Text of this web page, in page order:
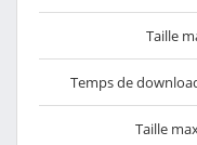
Taille
Temps de
Taille